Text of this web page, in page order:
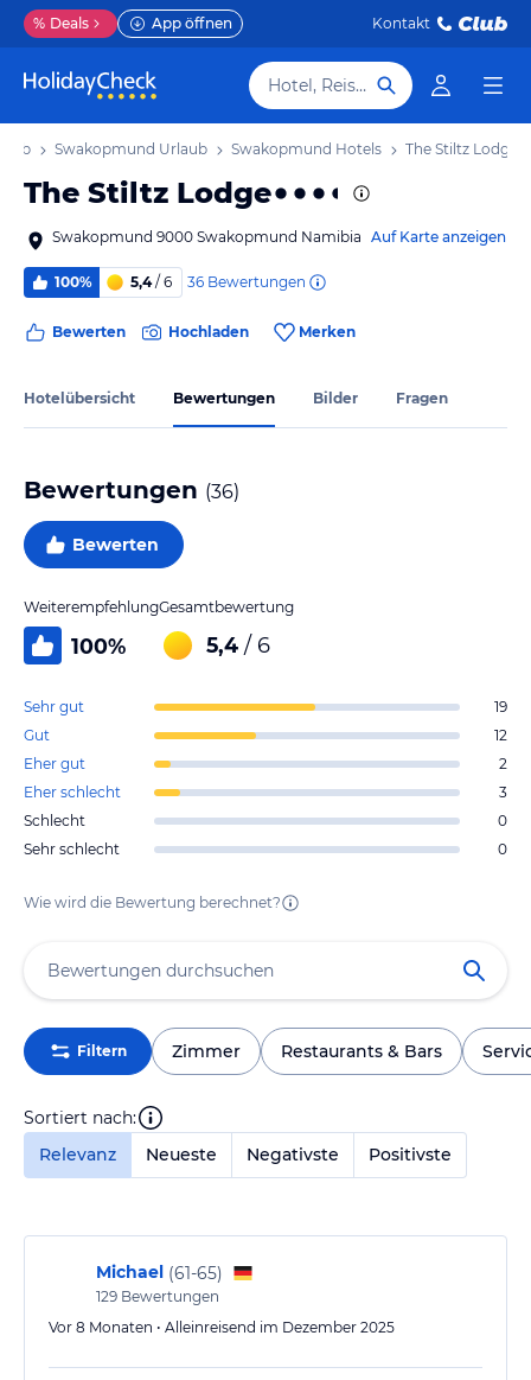
% Deals App öffnen Kontakt
Hotel, Reiseziel
Swakopmund Urlaub Swakopmund Hotels The Stiltz Lodge
The Stiltz Lodge
Swakopmund 9000 Swakopmund Namibia Auf Karte anzeigen
100% 5,4/ 6 36 Bewertungen
Bewerten Hochladen Merken
Hotelübersicht Bewertungen Bilder Fragen
Bewertungen (36)
Bewerten
Weiterempfehlung
100%
Gesamtbewertung
5,4 / 6
Sehr gut
19
Gut
12
Eher gut
2
Eher schlecht
3
Schlecht
0
Sehr schlecht
0
Wie wird die Bewertung berechnet?
Filtern Zimmer Restaurants & Bars
Sortiert nach:
Relevanz
Neueste Negativste Positivste
Michael (61-65)
129 Bewertungen
Vor 8 Monaten • Alleinreisend im Dezember 2025